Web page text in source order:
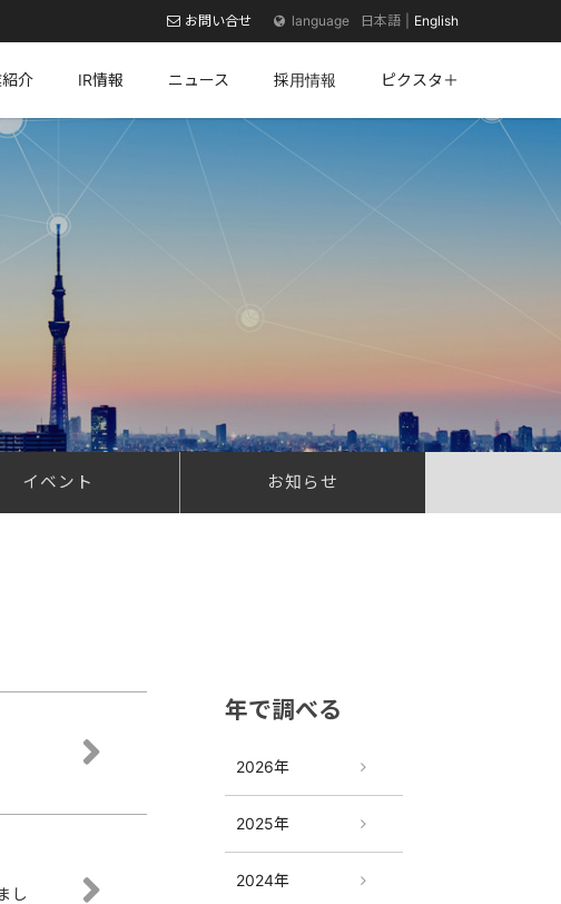
介 IR情報 ニュース 採用情報 ピクスタ＋
お問い合せ 日本語 English
イベント お知らせ
し
年で調べる
2026年
2025年
2024年